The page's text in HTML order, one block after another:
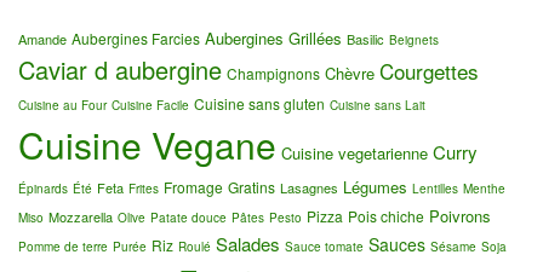
Amande Aubergines Farcies Aubergines Grillées Basilic Beignets
Caviar d aubergine Champignons Chèvre Courgettes
Cuisine au Four Cuisine Facile Cuisine sans gluten Cuisine sans Lait
Cuisine Vegane Cuisine vegetarienne Curry
Épinards Été Feta Frites Fromage Gratins Lasagnes Légumes Lentilles Menthe
Miso Mozzarella Olive Patate douce Pâtes Pesto Pizza Pois chiche Poivrons
Pomme de terre Purée Riz Roulé Salades Sauce tomate Sauces Sésame Soja